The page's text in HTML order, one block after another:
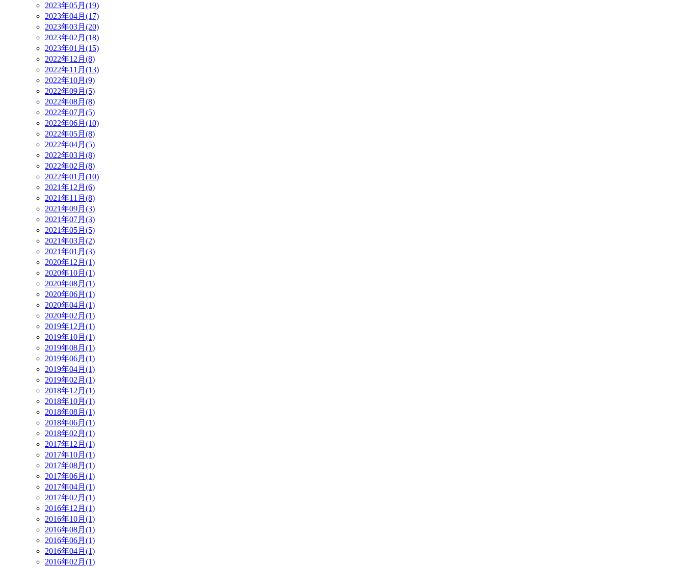
2023年05月(19)
2023年04月(17)
2023年03月(20)
2023年02月(18)
2023年01月(15)
2022年12月(8)
2022年11月(13)
2022年10月(9)
2022年09月(5)
2022年08月(8)
2022年07月(5)
2022年06月(10)
2022年05月(8)
2022年04月(5)
2022年03月(8)
2022年02月(8)
2022年01月(10)
2021年12月(6)
2021年11月(8)
2021年09月(3)
2021年07月(3)
2021年05月(5)
2021年03月(2)
2021年01月(3)
2020年12月(1)
2020年10月(1)
2020年08月(1)
2020年06月(1)
2020年04月(1)
2020年02月(1)
2019年12月(1)
2019年10月(1)
2019年08月(1)
2019年06月(1)
2019年04月(1)
2019年02月(1)
2018年12月(1)
2018年10月(1)
2018年08月(1)
2018年06月(1)
2018年02月(1)
2017年12月(1)
2017年10月(1)
2017年08月(1)
2017年06月(1)
2017年04月(1)
2017年02月(1)
2016年12月(1)
2016年10月(1)
2016年08月(1)
2016年06月(1)
2016年04月(1)
2016年02月(1)